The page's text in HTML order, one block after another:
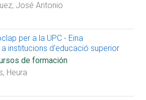
José Antonio
per a la UPC - Eina
institucions d'educació superior
de formación
Heura